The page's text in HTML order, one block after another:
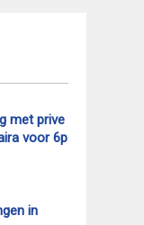
met prive
voor 6p
in